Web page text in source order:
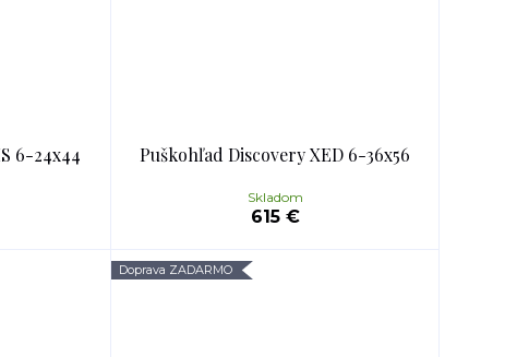
6-24x44
Puškohľad Discovery XED 6-36x56
615 €
Skladom
Doprava ZADARMO